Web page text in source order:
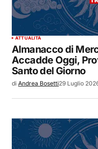
ATTUALITÀ
Almanacco di
Accadde Oggi,
Santo del Giorno
di Andrea Bosetti29 Luglio